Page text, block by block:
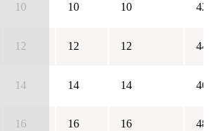
10 10 10 42
12 12 12 44
14 14 14 46
16 16 16 48